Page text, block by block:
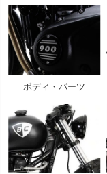
ボディ・パーツ